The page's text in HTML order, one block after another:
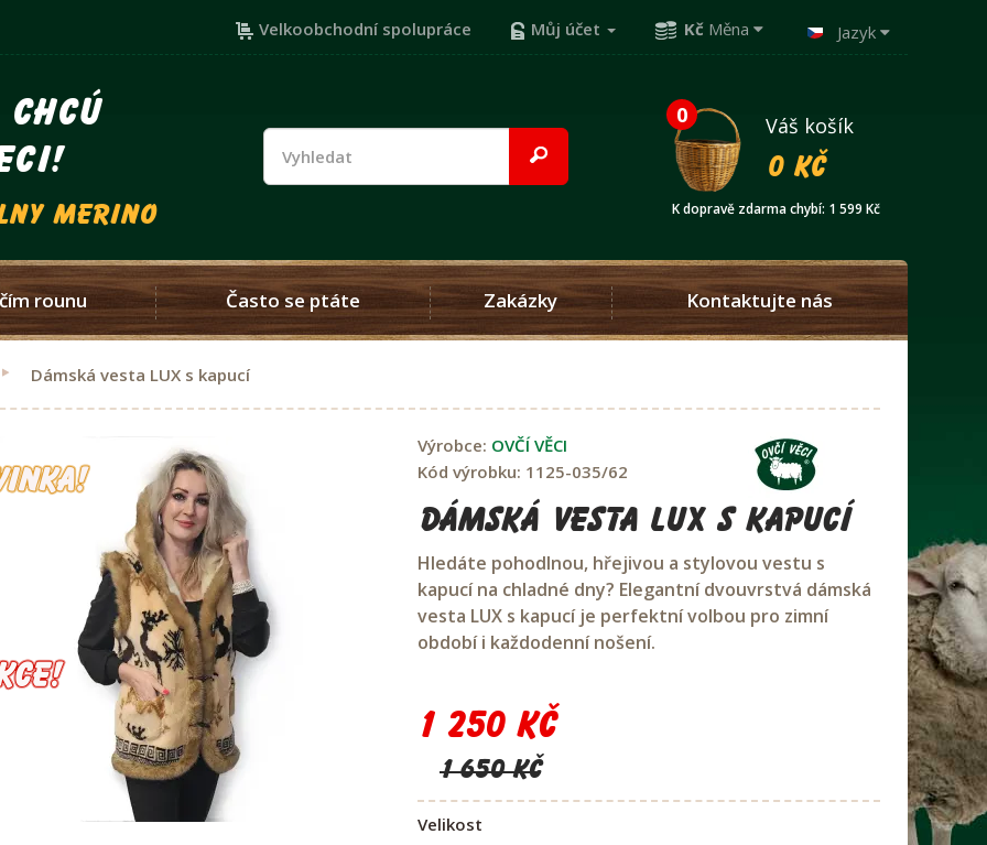
Velkoobchodní spolupráce Můj účet Kč Měna Jazyk
merino
0
Váš košík
0 Kč
K dopravě zdarma chybí: 1 599 Kč
rounu Často se ptáte Zakázky Kontaktujte nás
Dámská vesta LUX s kapucí
Výrobce: OVČÍ VĚCI
Kód výrobku: 1125-035/62
Dámská vesta LUX s kapucí
Hledáte pohodlnou, hřejivou a stylovou vestu s
kapucí na chladné dny? Elegantní dvouvrstvá dámská
vesta LUX s kapucí je perfektní volbou pro zimní
období i každodenní nošení.
1 250 Kč
1 650 Kč
Velikost